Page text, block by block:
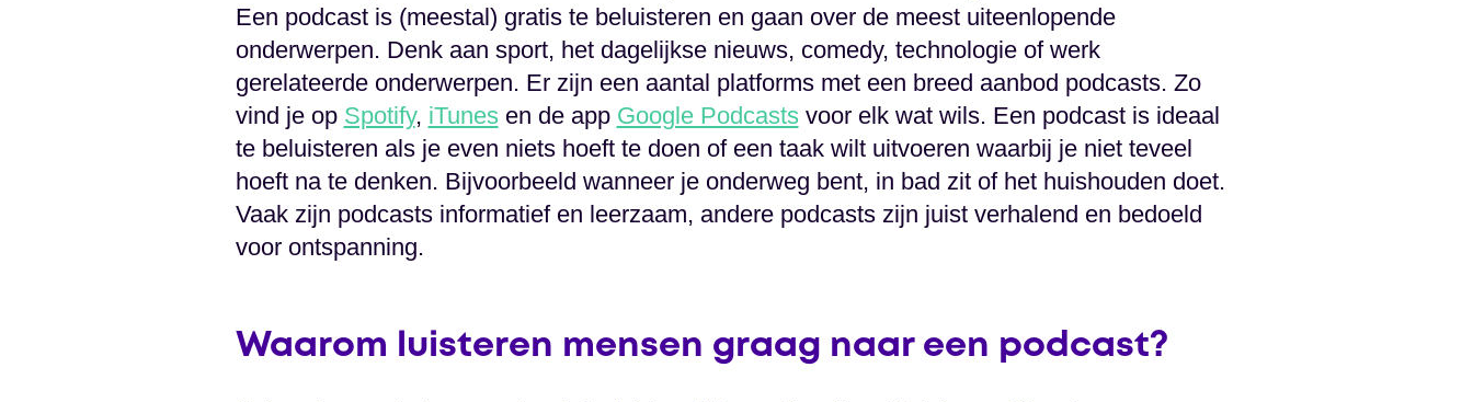
Een podcast is (meestal) gratis te beluisteren en gaan over de meest uiteenlopende
onderwerpen. Denk aan sport, het dagelijkse nieuws, comedy, technologie of werk
gerelateerde onderwerpen. Er zijn een aantal platforms met een breed aanbod podcasts. Zo
vind je op Spotify, iTunesen de app Google Podcastsvoor elk wat wils. Een podcast is ideaal
te beluisteren als je even niets hoeft te doen of een taak wilt uitvoeren waarbij je niet teveel
hoeft na te denken. Bijvoorbeeld wanneer je onderweg bent, in bad zit of het huishouden doet.
Vaak zijn podcasts informatief en leerzaam, andere podcasts zijn juist verhalend en bedoeld
voor ontspanning.
Waarom luisteren mensen graag naar een podcast?